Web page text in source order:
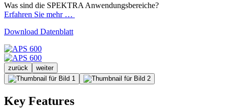
Was sind die SPEKTRA Anwendungsbereiche?
Erfahren Sie mehr …
Download Datenblatt
zurück weiter
Key Features